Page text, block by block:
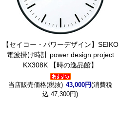
【セイコー・パワーデザイン】SEIKO
電波掛け時計 power design project
KX308K 【時の逸品館】
当店販売価格(税抜) 43,000円(消費税
込:47,300円)